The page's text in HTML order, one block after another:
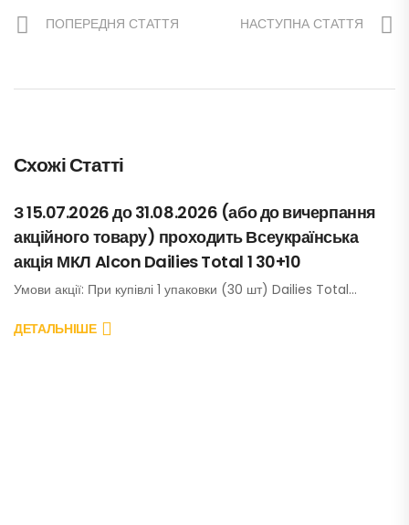
ПОПЕРЕДНЯ СТАТТЯ НАСТУПНА СТАТТЯ
Схожі Статті
З 15.07.2026 до 31.08.2026 (або до вичерпання
акційного товару) проходить Всеукраїнська
акція МКЛ Alcon Dailies Total 1 30+10
Умови акції: При купівлі 1 упаковки (30 шт) Dailies Total…
ДЕТАЛЬНІШЕ